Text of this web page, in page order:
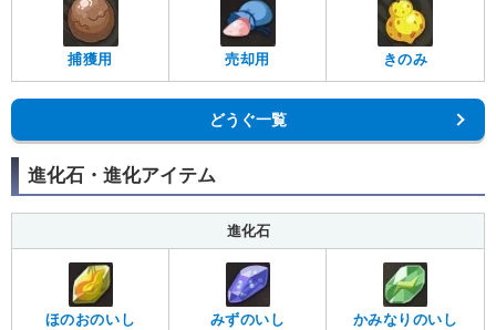
捕獲用 売却用 きのみ
どうぐ一覧
進化石・進化アイテム
進化石
ほのおのいし みずのいし かみなりのいし